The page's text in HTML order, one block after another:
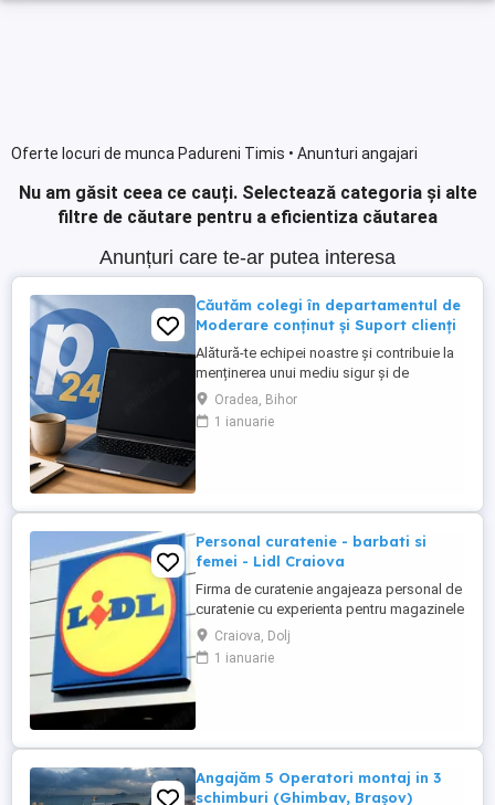
Oferte locuri de munca Padureni Timis • Anunturi angajari
Nu am găsit ceea ce cauți. Selectează categoria și alte
filtre de căutare pentru a eficientiza căutarea
Anunțuri care te-ar putea interesa
Căutăm colegi în departamentul de
Moderare conținut și Suport clienți
Alătură-te echipei noastre și contribuie la
menținerea unui mediu sigur și de
încredere pe platformele noastre de
anunțuri din România, Germania și
Ungaria. În funcție de experiența și
Oradea, Bihor
1 ianuarie
Personal curatenie - barbati si
femei - Lidl Craiova
Firma de curatenie angajeaza personal de
curatenie cu experienta pentru magazinele
Lidl din Craiova. Program o zi cu o zi.
Personalul de curatenie va asigura:
curatarea aparatelor de reciclat sticle si
Craiova, Dolj
1 ianuarie
Angajăm 5 Operatori montaj in 3
schimburi (Ghimbav, Brașov)